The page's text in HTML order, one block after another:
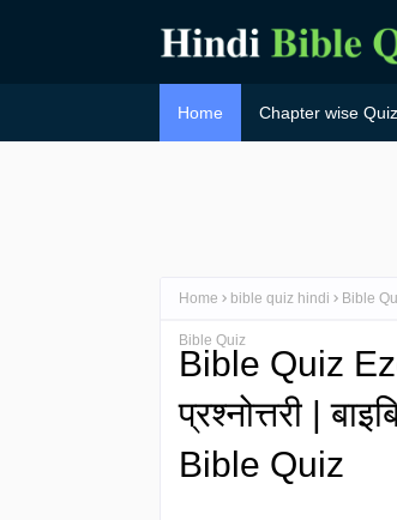
Home Chapter wise
Home bible quiz hindi Bible
Bible Quiz
Bible Quiz
प्रश्नोत्तरी |
Bible Quiz